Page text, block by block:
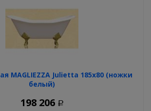
MAGLIEZZA Julietta 185х80 (ножки
белый)
198 206 Р